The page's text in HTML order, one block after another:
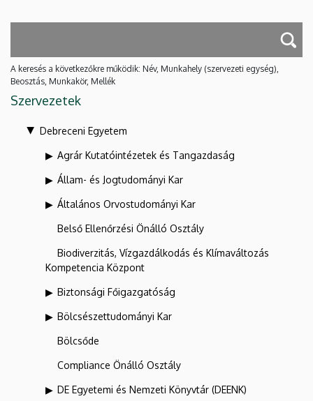
A keresés a következőkre működik: Név, Munkahely (szervezeti egység),
Beosztás, Munkakör, Mellék
Szervezetek
Debreceni Egyetem
Agrár Kutatóintézetek és Tangazdaság
Állam- és Jogtudományi Kar
Általános Orvostudományi Kar
Belső Ellenőrzési Önálló Osztály
Biodiverzitás, Vízgazdálkodás és Klímaváltozás
Kompetencia Központ
Biztonsági Főigazgatóság
Bölcsészettudományi Kar
Bölcsőde
Compliance Önálló Osztály
DE Egyetemi és Nemzeti Könyvtár (DEENK)